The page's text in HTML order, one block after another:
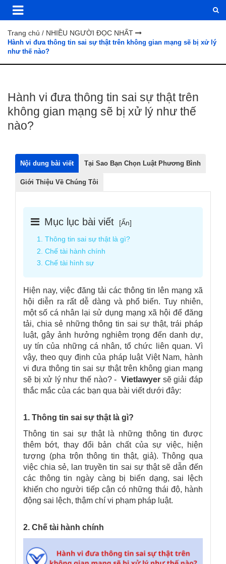
Trang chủ / NHIỀU NGƯỜI ĐỌC NHẤT
Hành vi đưa thông tin sai sự thật trên không gian mạng sẽ bị xử lý
như thế nào?
Hành vi đưa thông tin sai sự thật trên
không gian mạng sẽ bị xử lý như thế
nào?
Nội dung bài viết Tại Sao Bạn Chọn Luật Phương Bình
Giới Thiệu Về Chúng Tôi
Mục lục bài viết [Ẩn]
1. Thông tin sai sự thật là gì?
2. Chế tài hành chính
3. Chế tài hình sự
Hiện nay, việc đăng tải các thông tin lên mạng xã
hội diễn ra rất dễ dàng và phổ biến. Tuy nhiên,
một số cá nhân lại sử dụng mạng xã hội để đăng
tải, chia sẻ những thông tin sai sự thật, trái pháp
luật, gây ảnh hưởng nghiêm trọng đến danh dự,
uy tín của những cá nhân, tổ chức liên quan. Vì
vậy, theo quy định của pháp luật Việt Nam, hành
vi đưa thông tin sai sự thật trên không gian mạng
sẽ bị xử lý như thế nào?-Vietlawyer sẽ giải đáp
thắc mắc của các bạn qua bài viết dưới đây:
1. Thông tin sai sự thật là gì?
Thông tin sai sự thật là những thông tin được
thêm bớt, thay đổi bản chất của sự việc, hiện
tượng (pha trộn thông tin thật, giả). Thông qua
việc chia sẻ, lan truyền tin sai sự thật sẽ dẫn đến
các thông tin ngày càng bị biến dạng, sai lệch
khiến cho người tiếp cận có những thái độ, hành
động sai lệch, thậm chí vi phạm pháp luật.
2. Chế tài hành chính